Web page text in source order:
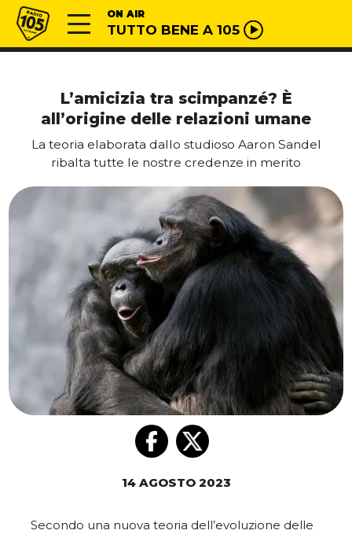
Vai al contenuto
Radio 105 ON AIR
TUTTO BENE A 105
L’amicizia tra scimpanzé? È
all’origine delle relazioni umane
La teoria elaborata dallo studioso Aaron Sandel
ribalta tutte le nostre credenze in merito
14 AGOSTO 2023
Secondo una nuova teoria dell’evoluzione delle